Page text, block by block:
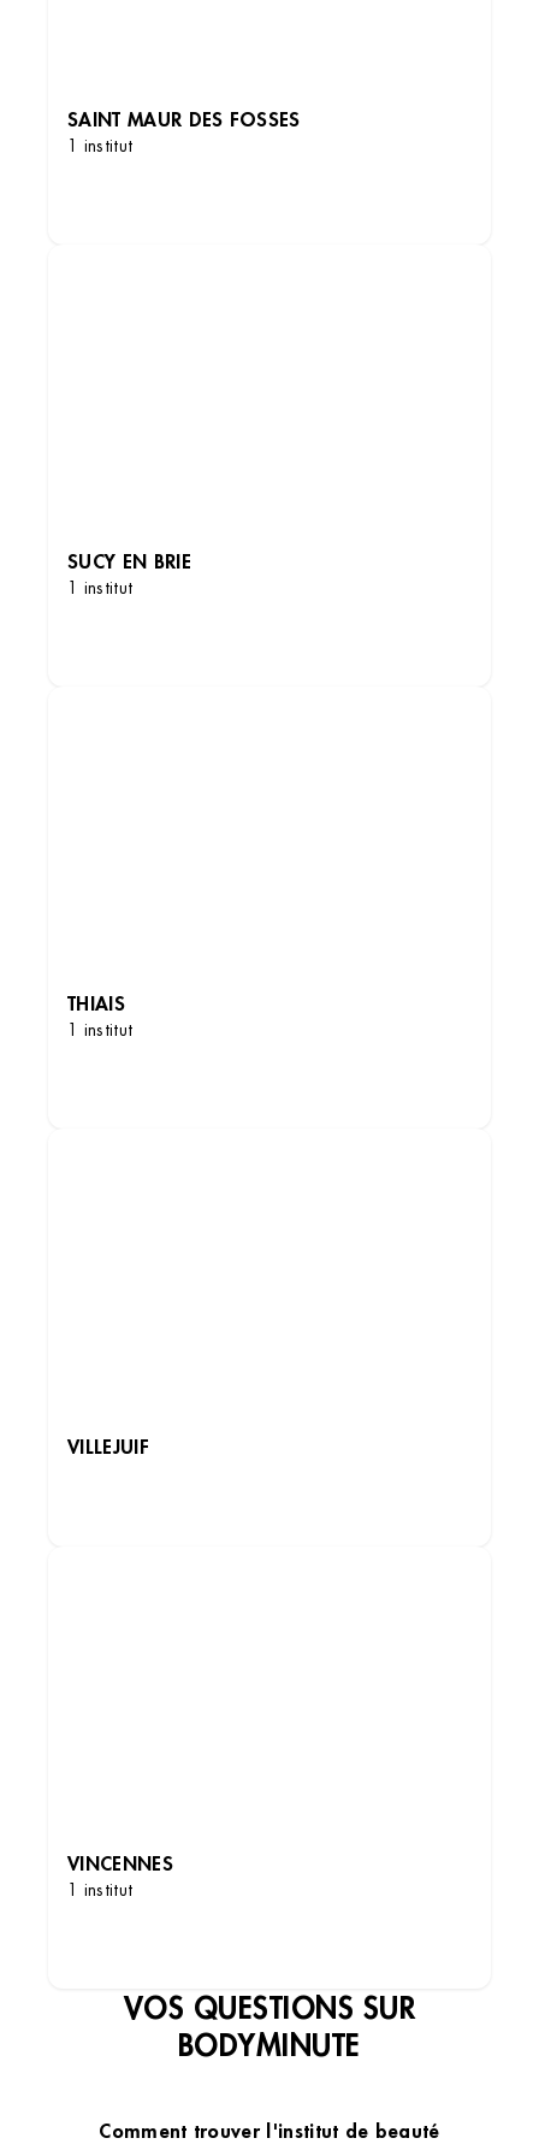
SAINT MAUR DES FOSSES
1 institut
SUCY EN BRIE
1 institut
THIAIS
1 institut
VILLEJUIF
VINCENNES
1 institut
VOS QUESTIONS SUR
BODYMINUTE
Comment trouver l'institut de beauté